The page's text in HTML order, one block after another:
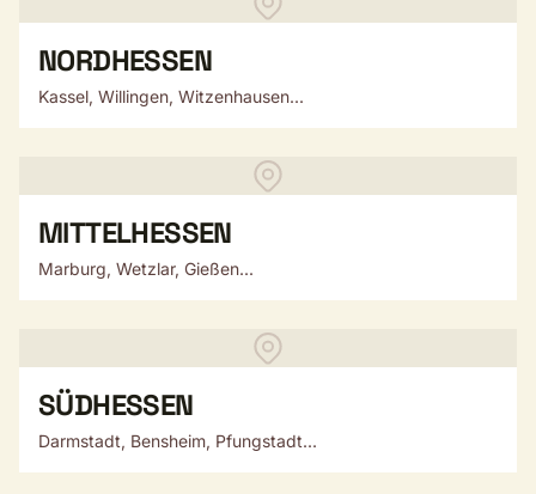
NORDHESSEN
Kassel, Willingen, Witzenhausen...
MITTELHESSEN
Marburg, Wetzlar, Gießen...
SÜDHESSEN
Darmstadt, Bensheim, Pfungstadt...